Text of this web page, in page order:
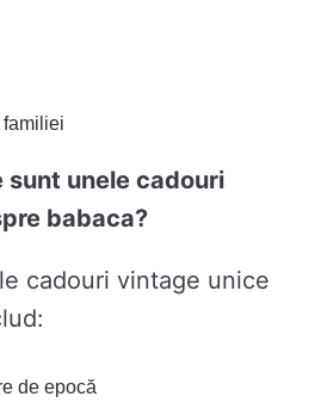
familiei
sunt unele cadouri
babaca?
cadouri vintage unice
de epocă